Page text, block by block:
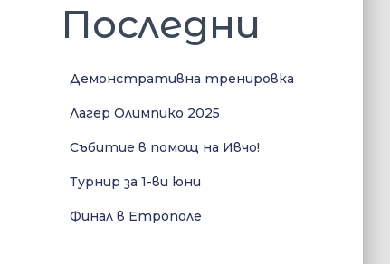
Последни
Демонстративна тренировка
Лагер Олимпико 2025
Събитие в помощ на Ивчо!
Турнир за 1-ви юни
Финал в Етрополе